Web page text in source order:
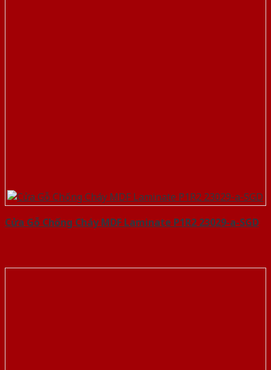
Cửa Gỗ Chống Cháy MDF Laminate P1R2 23029-a-SGD